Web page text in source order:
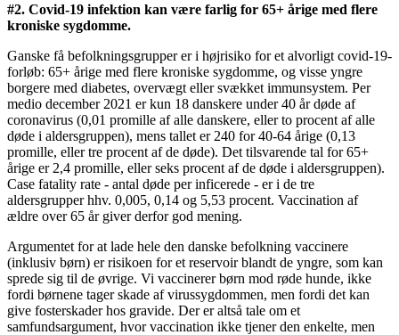
#2. Covid-19 infektion kan være farlig for 65+ årige med flere
kroniske sygdomme.
Ganske få befolkningsgrupper er i højrisiko for et alvorligt covid-19-
forløb: 65+ årige med flere kroniske sygdomme, og visse yngre
borgere med diabetes, overvægt eller svækket immunsystem. Per
medio december 2021 er kun 18 danskere under 40 år døde af
coronavirus (0,01 promille af alle danskere, eller to procent af alle
døde i aldersgruppen), mens tallet er 240 for 40-64 årige (0,13
promille, eller tre procent af de døde). Det tilsvarende tal for 65+
årige er 2,4 promille, eller seks procent af de døde i aldersgruppen).
Case fatality rate - antal døde per inficerede - er i de tre
aldersgrupper hhv. 0,005, 0,14 og 5,53 procent. Vaccination af
ældre over 65 år giver derfor god mening.
Argumentet for at lade hele den danske befolkning vaccinere
(inklusiv børn) er risikoen for et reservoir blandt de yngre, som kan
sprede sig til de øvrige. Vi vaccinerer børn mod røde hunde, ikke
fordi børnene tager skade af virussygdommen, men fordi det kan
give fosterskader hos gravide. Der er altså tale om et
samfundsargument, hvor vaccination ikke tjener den enkelte, men